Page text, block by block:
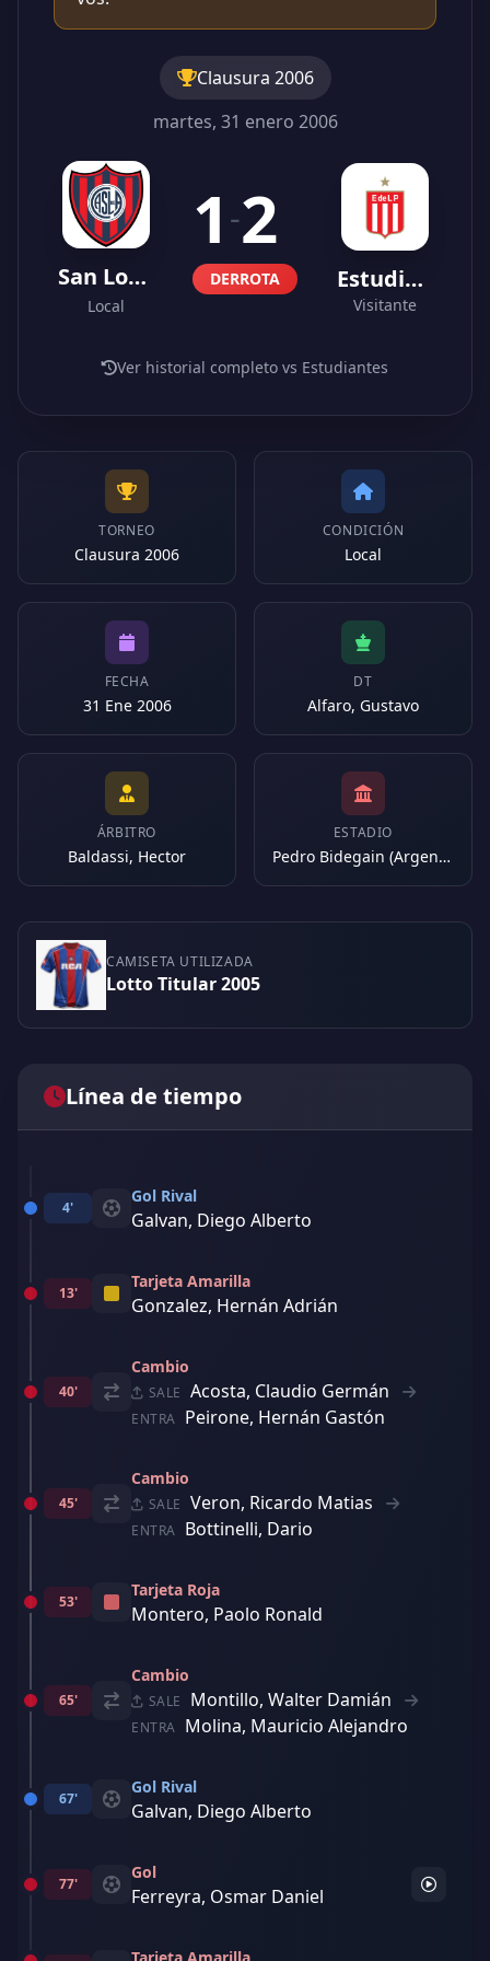
Clausura 2006
martes, 31 enero 2006
San Lorenzo
Local
1 -2
DERROTA Estudiantes
Visitante
Ver historial completo vs Estudiantes
TORNEO
Clausura 2006
CONDICIÓN
Local
FECHA
31 Ene 2006
DT
Alfaro, Gustavo
ÁRBITRO
Baldassi, Hector
ESTADIO
Pedro Bidegain (Argentina)
CAMISETA UTILIZADA
Lotto Titular 2005
Línea de tiempo
4'
Gol Rival
Galvan, Diego Alberto
13'
Tarjeta Amarilla
Gonzalez, Hernán Adrián
40'
Cambio
SALE Acosta, Claudio Germán
ENTRA Peirone, Hernán Gastón
45'
Cambio
SALE Veron, Ricardo Matias
ENTRA Bottinelli, Dario
53'
Tarjeta Roja
Montero, Paolo Ronald
65'
Cambio
SALE Montillo, Walter Damián
ENTRA Molina, Mauricio Alejandro
67'
Gol Rival
Galvan, Diego Alberto
77'
Gol
Ferreyra, Osmar Daniel